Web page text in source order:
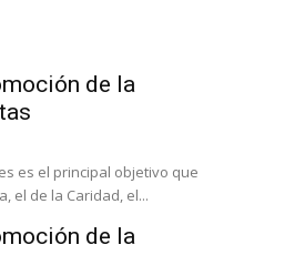
de la
es el principal objetivo que
el de la Caridad, el...
de la